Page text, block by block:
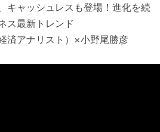
ャッシュレスも登場！進化を続
ス最新トレンド
アナリスト）×小野尾勝彦